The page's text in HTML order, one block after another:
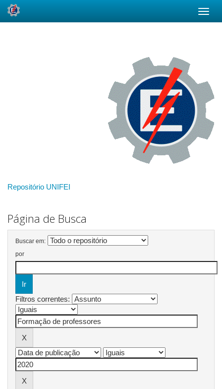
Repositório UNIFEI
Página de Busca
Buscar em:
por
Filtros correntes: